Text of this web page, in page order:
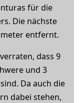
für die
Die nächste
entfernt.
dass 9
und 3
Da auch die
dabei stehen,